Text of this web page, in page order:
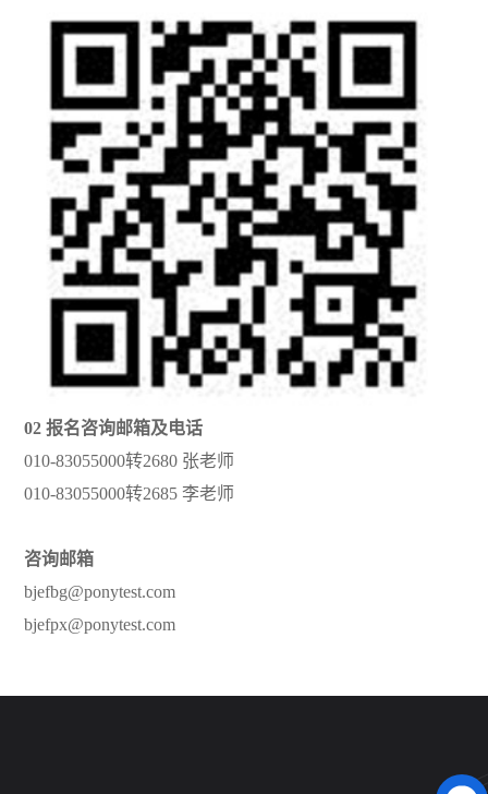
02 报名咨询邮箱及电话
010-83055000转2680 张老师
010-83055000转2685 李老师
咨询邮箱
bjefbg@ponytest.com
bjefpx@ponytest.com